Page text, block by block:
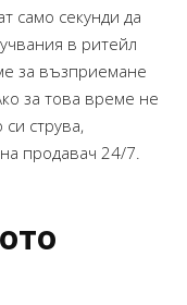
само секунди да
в ритейл
за възприемане
за това време не
струва,
продавач 24/7.